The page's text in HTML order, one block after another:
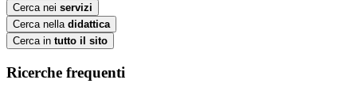
Cerca nei servizi
Cerca nella didattica
Cerca in tutto il sito
Ricerche frequenti